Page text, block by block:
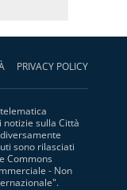
PRIVACY POLICY
sulla Città
sono rilasciati
Commons
- Non
".